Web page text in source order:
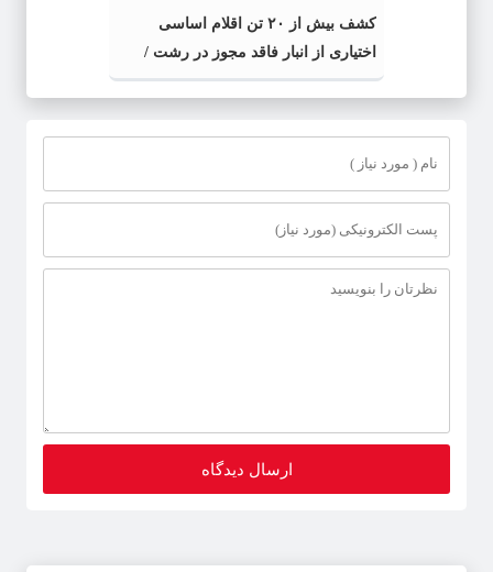
کشف بیش از ۲۰ تن اقلام اساسی
اختیاری از انبار فاقد مجوز در رشت /
کشف بیش از ۲ تن اقلام تاریخ مصرف